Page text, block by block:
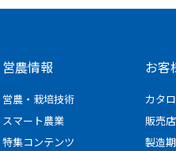
営農情報
営農・栽培技術
スマート農業
特集コンテンツ
お客
カタ
販売
製造